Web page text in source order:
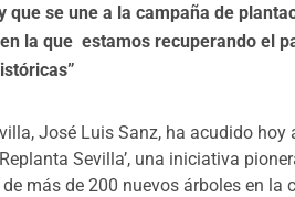
que se une a la campaña de
la que estamos recuperando el
José Luis Sanz, ha acudido
Sevilla’, una iniciativa
más de 200 nuevos árboles en la